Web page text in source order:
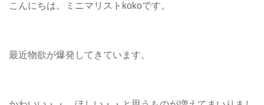
こんにちは。ミニマリストkokoです。
最近物欲が爆発してきています。